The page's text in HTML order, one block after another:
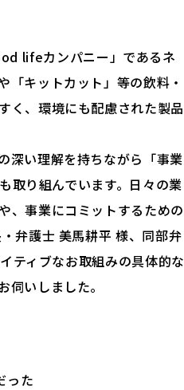
lifeカンパニー」であるネ
「キットカット」等の飲料・
く、環境にも配慮された製品
深い理解を持ちながら「事業
取り組んでいます。日々の業
、事業にコミットするための
弁護士 美馬耕平 様、同部弁
ティブなお取組みの具体的な
いしました。
った